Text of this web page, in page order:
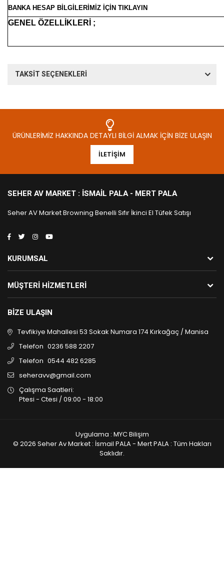
BANKA HESAP BİLGİLERİMİZ İÇİN TIKLAYIN
GENEL ÖZELLİKLERİ ;
TAKSİT SEÇENEKLERİ
ÜRÜNLERIMIZ HAKKINDA DETAYLI BILGI ALMAK İÇIN BIZE ULAŞIN
İLETIŞIM
SEHER AV MARKET : İSMAIL PALA - MERT PALA
Seher AV Market Browning Benelli Sıfır İkinci El Tüfek Satışı
KURUMSAL
MÜŞTERI HIZMETLERI
BIZE ULAŞIN
Tevfikiye Mahallesi 53 Sokak Numara 174 Kırkağaç / Manisa
Telefon 0236 588 2207
Telefon 0544 482 6285
seheravv@gmail.com
Çalışma Saatleri:
Ptesi - Ctesi / 09:00 - 18:00
Uygulama : MYC Bilişim
© 2026 Seher Av Market : İsmail PALA - Mert PALA : Tüm Hakları
Saklıdır.